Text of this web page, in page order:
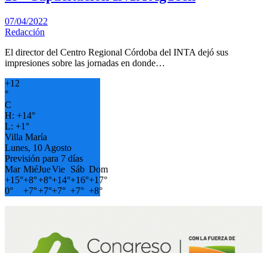
07/04/2022
Redacción
El director del Centro Regional Córdoba del INTA dejó sus
impresiones sobre las jornadas en donde…
+12
°
C
H: +14°
L: +1°
Villa María
Lunes, 10 Agosto
Previsión para 7 días
Mar MiéJueVie Sáb Dom
+15°+8°+8°+14°+16°+17°
0°
+7°+7°+7° +7° +8°